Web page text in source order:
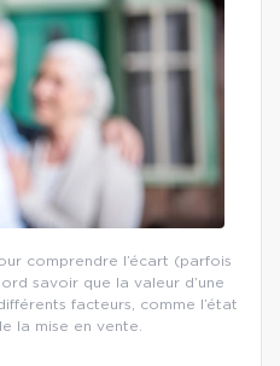
comprendre l’écart (parfois
savoir que la valeur d’une
facteurs, comme l’état
la mise en vente.